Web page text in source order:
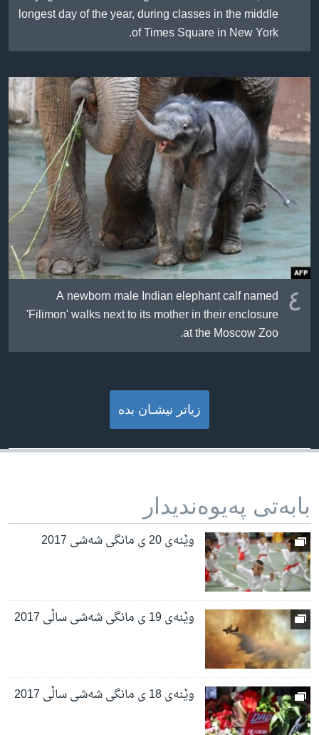
longest day of the year, during classes in the middle
of Times Square in New York.
٤ A newborn male Indian elephant calf named
'Filimon' walks next to its mother in their enclosure
at the Moscow Zoo.
زیاتر نیشـان بده‌
بابه‌تی په‌یوه‌ندیدار
وێنەی 20 ی مانگی شەشی 2017
وێنەی 19 ی مانگی شەشی ساڵی 2017
وێنەی 18 ی مانگی شەشی ساڵی 2017